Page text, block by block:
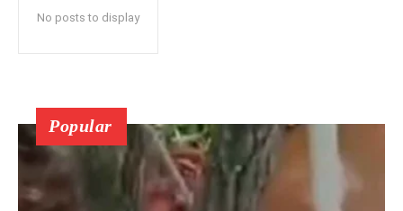
No posts to display
Popular